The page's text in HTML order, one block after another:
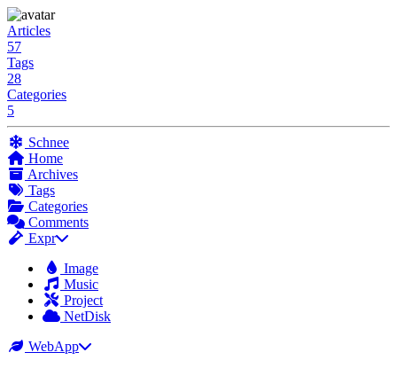
Articles
57
Tags
28
Categories
5
Schnee
Home
Archives
Tags
Categories
Comments
Expr
Image
Music
Project
NetDisk
WebApp